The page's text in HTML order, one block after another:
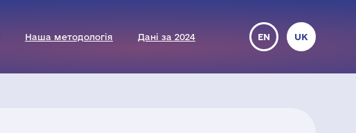
Наша методологія Дані за 2024 EN UK